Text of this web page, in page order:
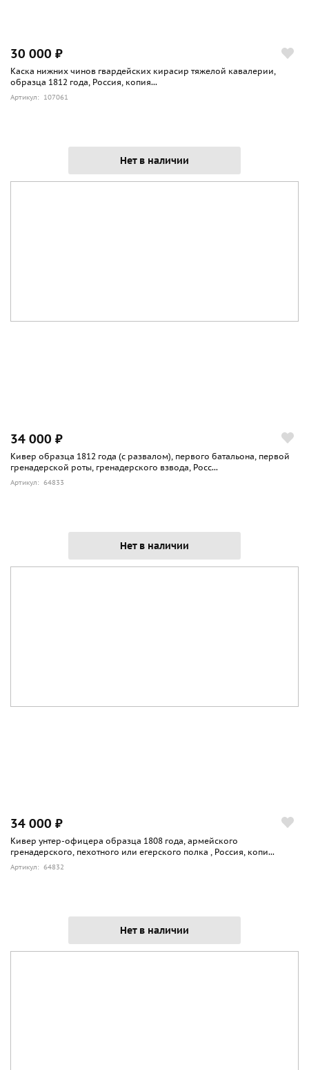
30 000 ₽
Каска нижних чинов гвардейских кирасир тяжелой кавалерии,
образца 1812 года, Россия, копия...
Артикул: 107061
Нет в наличии
34 000 ₽
Кивер образца 1812 года (с развалом), первого батальона, первой
гренадерской роты, гренадерского взвода, Росс...
Артикул: 64833
Нет в наличии
34 000 ₽
Кивер унтер-офицера образца 1808 года, армейского
гренадерского, пехотного или егерского полка , Россия, копи...
Артикул: 64832
Нет в наличии